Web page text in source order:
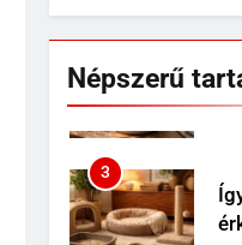
Népszerű
2